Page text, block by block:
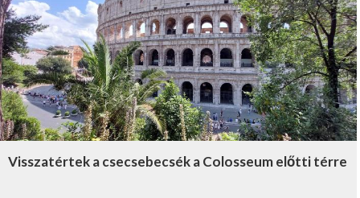
Visszatértek a csecsebecsék a Colosseum előtti térre